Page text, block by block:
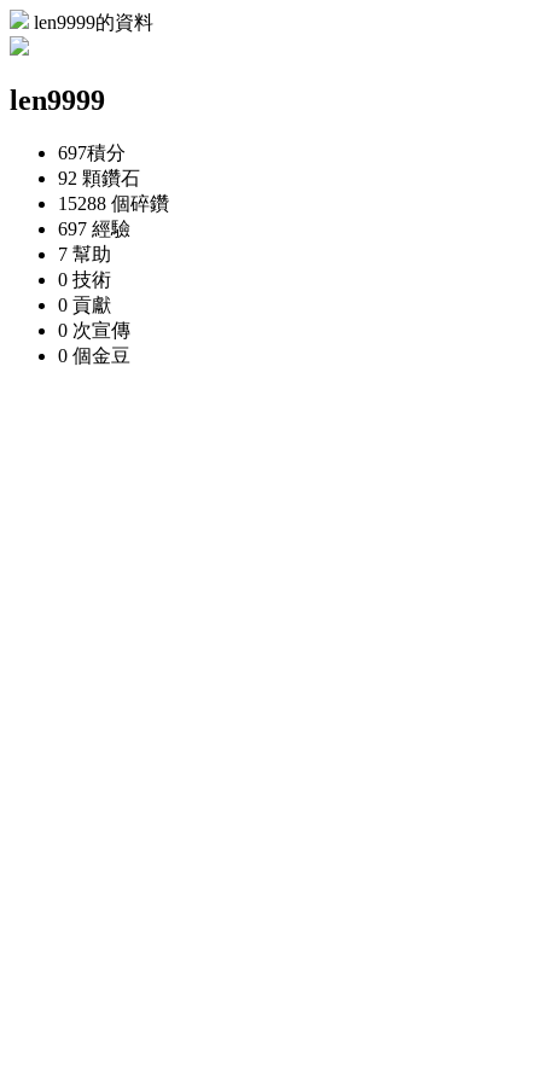
len9999的資料
len9999
697積分
92 顆鑽石
15288 個碎鑽
697 經驗
7 幫助
0 技術
0 貢獻
0 次宣傳
0 個金豆